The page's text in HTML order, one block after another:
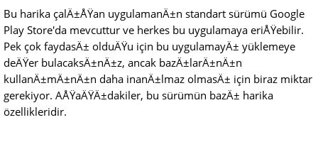
Bu harika çalÄ±ÅŸan uygulamanÄ±n standart sürümü Google
Play Store'da mevcuttur ve herkes bu uygulamaya eriÅŸebilir.
Pek çok faydasÄ± olduÄŸu için bu uygulamayÄ± yüklemeye
deÄŸer bulacaksÄ±nÄ±z, ancak bazÄ±larÄ±nÄ±n
kullanÄ±mÄ±nÄ±n daha inanÄ±lmaz olmasÄ± için biraz miktar
gerekiyor. AÅŸaÄŸÄ±dakiler, bu sürümün bazÄ± harika
özellikleridir.